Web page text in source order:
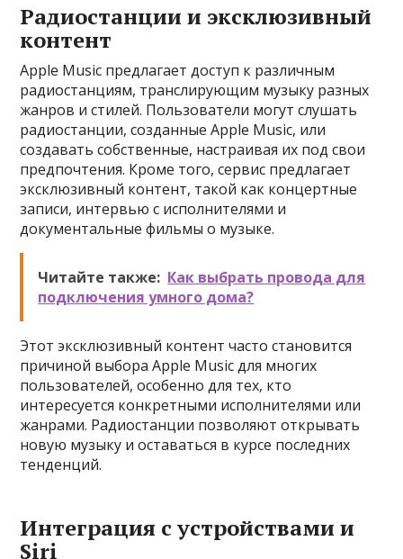
Радиостанции и эксклюзивный
контент
Apple Music предлагает доступ к различным
радиостанциям, транслирующим музыку разных
жанров и стилей. Пользователи могут слушать
радиостанции, созданные Apple Music, или
создавать собственные, настраивая их под свои
предпочтения. Кроме того, сервис предлагает
эксклюзивный контент, такой как концертные
записи, интервью с исполнителями и
документальные фильмы о музыке.
Читайте также: Как выбрать провода для
подключения умного дома?
Этот эксклюзивный контент часто становится
причиной выбора Apple Music для многих
пользователей, особенно для тех, кто
интересуется конкретными исполнителями или
жанрами. Радиостанции позволяют открывать
новую музыку и оставаться в курсе последних
тенденций.
Интеграция с устройствами и
Siri